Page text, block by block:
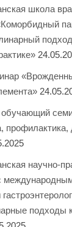
школа
профилактика,
научно-
подходы